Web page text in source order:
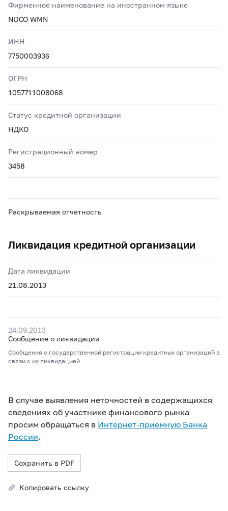
Фирменное наименование на иностранном языке
NDCO WMN
ИНН
7750003936
ОГРН
1057711008068
Статус кредитной организации
НДКО
Регистрационный номер
3458
Раскрываемая отчетность
Ликвидация кредитной организации
Дата ликвидации
21.08.2013
24.09.2013
Сообщение о ликвидации
Сообщения о государственной регистрации кредитных организаций в
связи с их ликвидацией
В случае выявления неточностей в содержащихся
сведениях об участнике финансового рынка
просим обращаться в Интернет-приемную Банка
России.
Сохранить в PDF
Копировать ссылку